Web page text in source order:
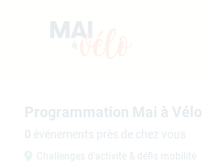
Programmation Mai à Vélo
0 événements près de chez vous
Challenges d’activité & défis mobilité